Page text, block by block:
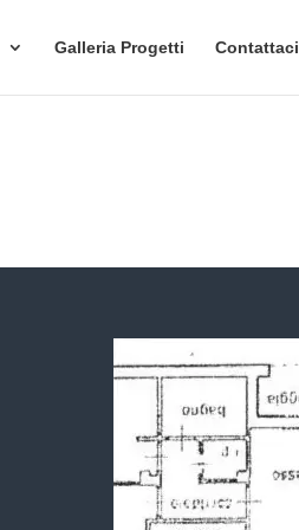
Galleria Progetti Contattaci